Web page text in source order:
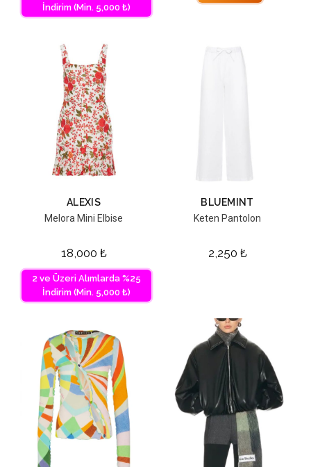
İndirim (Min. 5,000 ₺)
ALEXIS
Melora Mini Elbise
18,000 ₺
2 ve Üzeri Alımlarda %25
İndirim (Min. 5,000 ₺)
BLUEMINT
Keten Pantolon
2,250 ₺